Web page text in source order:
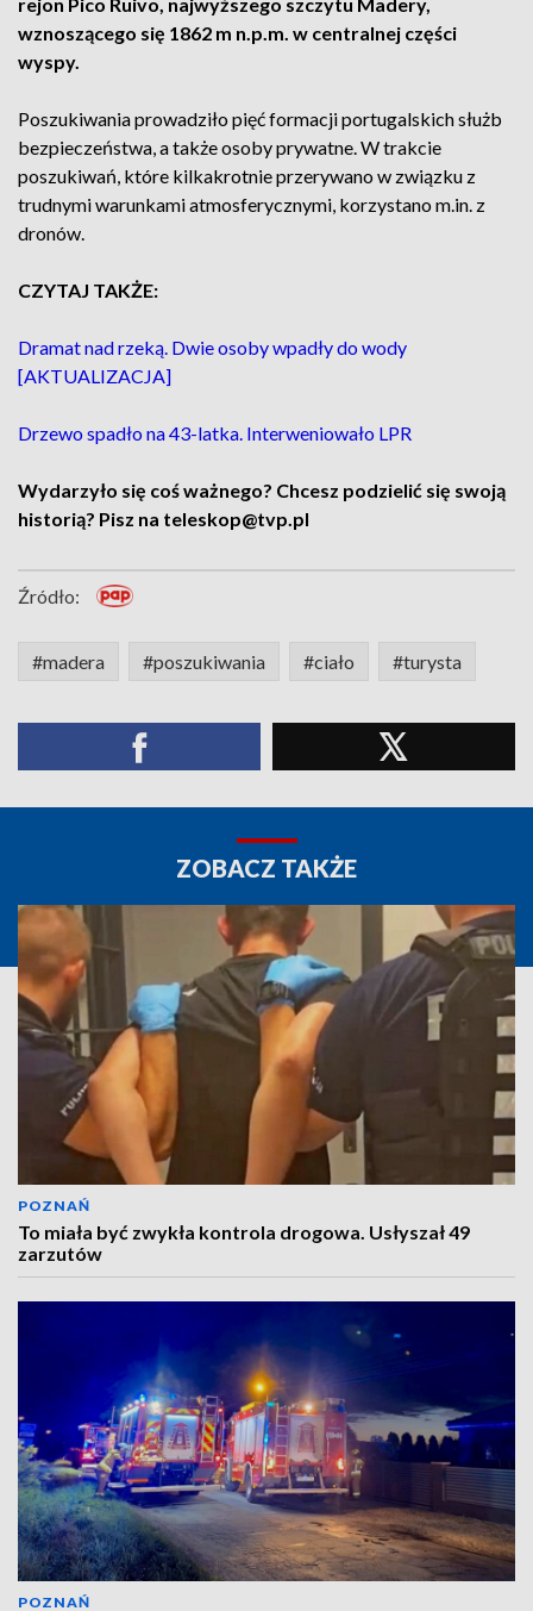
wznoszącego się 1862 m n.p.m. w centralnej części
wyspy.
Poszukiwania prowadziło pięć formacji portugalskich służb
bezpieczeństwa, a także osoby prywatne. W trakcie
poszukiwań, które kilkakrotnie przerywano w związku z
trudnymi warunkami atmosferycznymi, korzystano m.in. z
dronów.
CZYTAJ TAKŻE:
Dramat nad rzeką. Dwie osoby wpadły do wody
[AKTUALIZACJA]
Drzewo spadło na 43-latka. Interweniowało LPR
Wydarzyło się coś ważnego? Chcesz podzielić się swoją
historią? Pisz na teleskop@tvp.pl
Źródło:
#madera #poszukiwania #ciało #turysta
ZOBACZ TAKŻE
POZNAŃ
To miała być zwykła kontrola drogowa. Usłyszał 49
zarzutów
POZNAŃ